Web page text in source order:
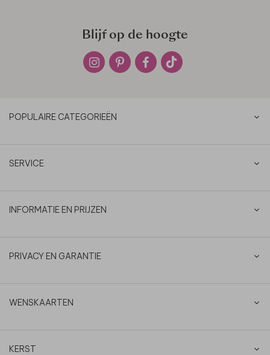
Blijf op de hoogte
POPULAIRE CATEGORIEËN
SERVICE
INFORMATIE EN PRIJZEN
PRIVACY EN GARANTIE
WENSKAARTEN
KERST